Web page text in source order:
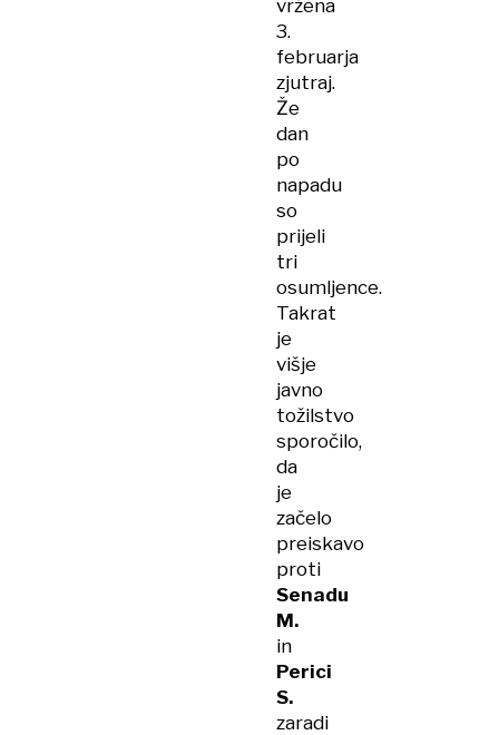
vržena
3.
februarja
zjutraj.
Že
dan
po
napadu
so
prijeli
tri
osumljence.
Takrat
je
višje
javno
tožilstvo
sporočilo,
da
je
začelo
preiskavo
proti
Senadu
M.
in
Perici
S.
zaradi